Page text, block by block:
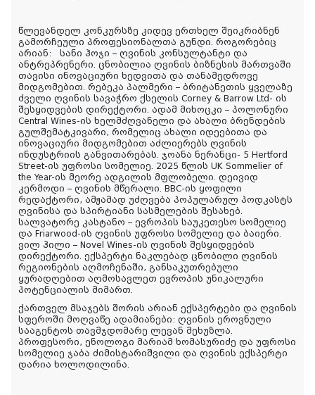
წლევანდელ კონკურსზე კიდევ ერთხელ შეიკრიბნენ
გამორჩეული პროფესიონალთა გუნდი. როგორებიც
არიან: სანი ჰოჯი – ღვინის კონსულტანტი და
ანტრეპრენერი. ცნობილია ღვინის ბიზნესის მართვაში
თავისი ინოვაციური ხედვითა და თანამედროვე
მიდგომებით. რებეკა პალმერი – ბრიტანეთის ყველაზე
ძველი ღვინის სავაჭრო ქსელის Corney & Barrow Ltd- ის
შესყიდვების დირექტორი. ადამ მიხოცკი – პოლონური
Central Wines-ის ხელმძღვანელი და ახალი ბრენდების
გულშემატკივარი, რომელიც ახალი იდეებითა და
ინოვაციური მიდგომებით აძლიერებს ღვინის
ინდუსტრიის განვითარებას. ჯოანა ნერანცი- 5 Hertford
Street-ის უფროსი სომელიე. 2025 წლის UK Sommelier of
the Year-ის მეორე ადგილის მფლობელი. დეივიდ
კერმოდი – ღვინის მწერალი. BBC-ის ყოფილი
რედაქტორი, ამჟამად უძღვება პოპულარულ პოდკასტს
ღვინისა და სპირტიანი სასმელების შესახებ.
სალვატორე კასტანო – ევროპის საუკეთესო სომელიე
და Friarwood-ის ღვინის უფროსი სომელიე და ბაიერი.
ვილ ჰილი – Novel Wines-ის ღვინის შესყიდვების
დირექტორი. ექსპერტი ნაკლებად ცნობილი ღვინის
რეგიონების აღმოჩენაში, განსაკუთრებული
ყურადღებით აღმოსავლეთ ევროპის უნიკალური
პოტენციალის მიმართ.
ქართველ მსაჯებს შორის არიან ექსპერტები და ღვინის
სფეროში მოღვაწე ადამიანები: ღვინის ეროვნული
სააგენტოს თავმჯდომარე ლევან მეხუზლა.
პროფესორი, ენოლოგი მარიამ ხომასურიძე და უფროსი
სომელიე ჯაბა ძიმისტარიშვილი და ღვინის ექსპერტი
დარია ხოლოდილინა.